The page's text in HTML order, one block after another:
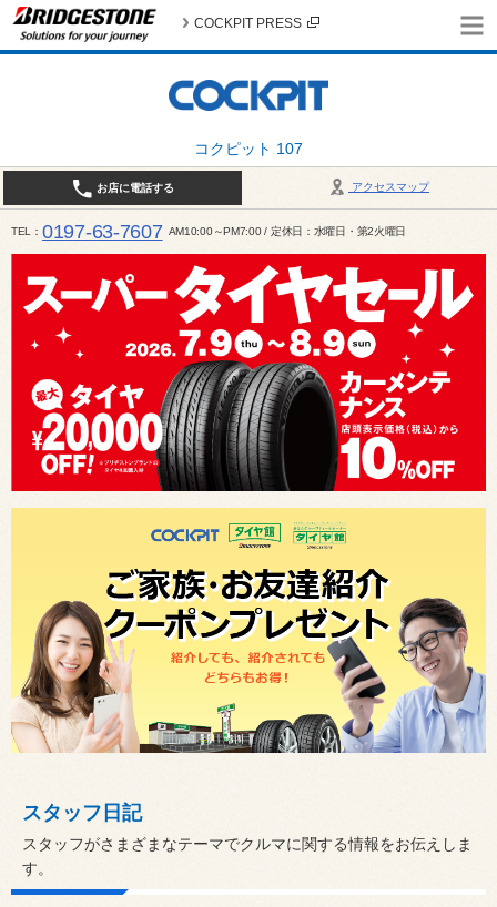
コクピット 107
COCKPIT PRESS
アクセスマップ
お店に電話する
TEL 0197-63-7607 AM10:00～PM7:00 / 定休日：水曜日・第2火曜日
スタッフ日記
スタッフがさまざまなテーマでクルマに関する情報をお伝えしま
す。